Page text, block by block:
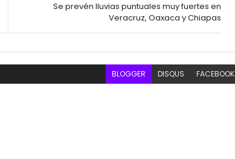
Se prevén lluvias puntuales muy fuertes en
Veracruz, Oaxaca y Chiapas
BLOGGER DISQUS FACEBOOK